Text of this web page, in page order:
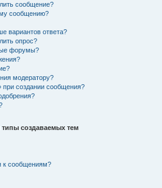
сообщение?
сообщению?
вариантов ответа?
опрос?
форумы?
модератору?
при создании сообщения?
создаваемых тем
к сообщениям?